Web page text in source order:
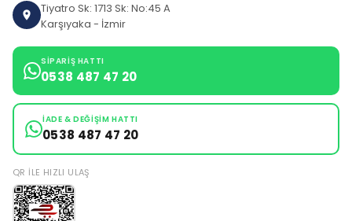
Tiyatro Sk: 1713 Sk: No:45 A
Karşıyaka - İzmir
SIPARIŞ HATTI
0538 487 47 20
İADE & DEĞIŞIM HATTI
0538 487 47 20
QR ILE HIZLI ULAŞ